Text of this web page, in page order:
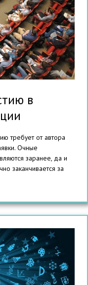
в
требует от автора
Очные
заранее, да и
заканчивается за